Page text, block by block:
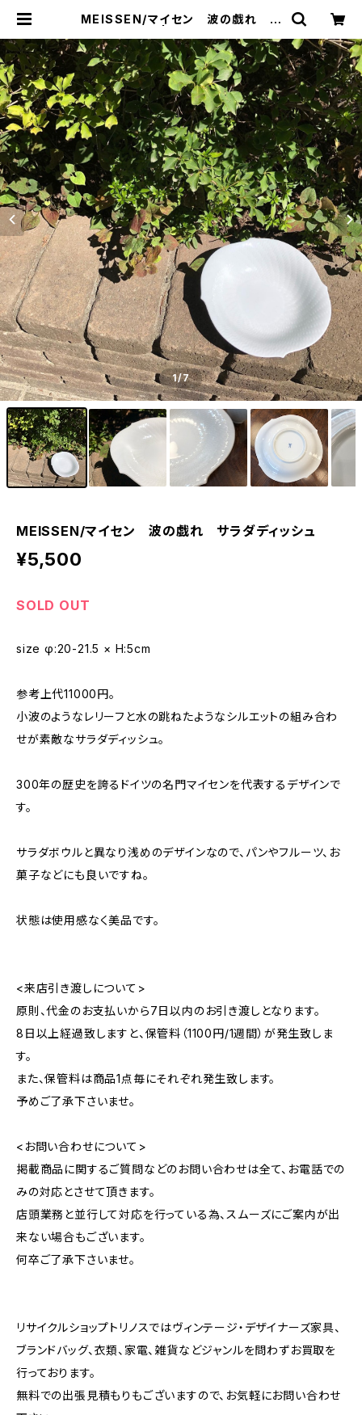
MEISSEN/マイセン 波の戯れ サ
| 新宿区神楽坂のリサイクルショッ
プ・古着
1/7
MEISSEN/マイセン 波の戯れ サラダディッシュ
¥5,500
SOLD OUT
size φ:20-21.5 × H:5cm
参考上代11000円。
小波のようなレリーフと水の跳ねたようなシルエットの組み合わ
せが素敵なサラダディッシュ。
300年の歴史を誇るドイツの名門マイセンを代表するデザインで
す。
サラダボウルと異なり浅めのデザインなので、パンやフルーツ、お
菓子などにも良いですね。
状態は使用感なく美品です。
<来店引き渡しについて>
原則、代金のお支払いから7日以内のお引き渡しとなります。
8日以上経過致しますと、保管料（1100円/1週間）が発生致しま
す。
また、保管料は商品1点毎にそれぞれ発生致します。
予めご了承下さいませ。
<お問い合わせについて>
掲載商品に関するご質問などのお問い合わせは全て、お電話での
みの対応とさせて頂きます。
店頭業務と並行して対応を行っている為、スムーズにご案内が出
来ない場合もございます。
何卒ご了承下さいませ。
リサイクルショップトリノスではヴィンテージ・デザイナーズ家具、
ブランドバッグ、衣類、家電、雑貨などジャンルを問わずお買取を
行っております。
無料での出張見積もりもございますので、お気軽にお問い合わせ